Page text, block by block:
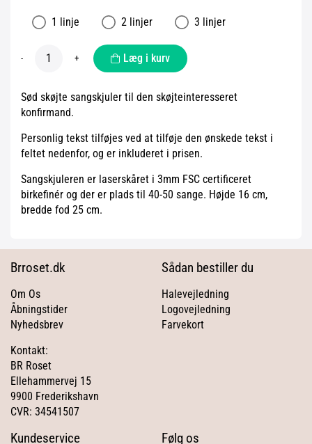
1 linje 2 linjer 3 linjer
- + Læg i kurv
Sød skøjte sangskjuler til den skøjteinteresseret
konfirmand.
Personlig tekst tilføjes ved at tilføje den ønskede tekst i
feltet nedenfor, og er inkluderet i prisen.
Sangskjuleren er laserskåret i 3mm FSC certificeret
birkefinér og der er plads til 40-50 sange. Højde 16 cm,
bredde fod 25 cm.
Brroset.dk
Om Os
Åbningstider
Nyhedsbrev
Kontakt:
BR Roset
Ellehammervej 15
9900 Frederikshavn
CVR: 34541507
Sådan bestiller du
Halevejledning
Logovejledning
Farvekort
Kundeservice Følg os